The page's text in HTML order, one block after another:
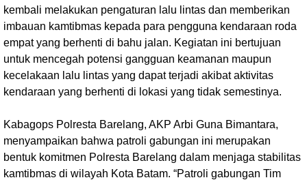
kembali melakukan pengaturan lalu lintas dan memberikan
imbauan kamtibmas kepada para pengguna kendaraan roda
empat yang berhenti di bahu jalan. Kegiatan ini bertujuan
untuk mencegah potensi gangguan keamanan maupun
kecelakaan lalu lintas yang dapat terjadi akibat aktivitas
kendaraan yang berhenti di lokasi yang tidak semestinya.
Kabagops Polresta Barelang, AKP Arbi Guna Bimantara,
menyampaikan bahwa patroli gabungan ini merupakan
bentuk komitmen Polresta Barelang dalam menjaga stabilitas
kamtibmas di wilayah Kota Batam. “Patroli gabungan Tim